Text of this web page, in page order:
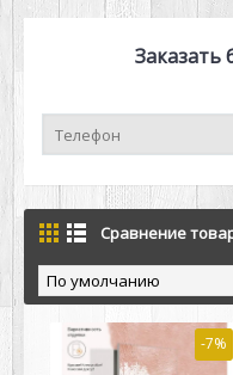
Заказать
Сравнение
-7%